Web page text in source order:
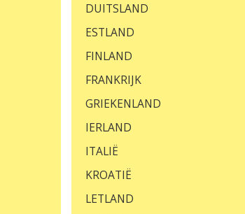
DUITSLAND
ESTLAND
FINLAND
FRANKRIJK
GRIEKENLAND
IERLAND
ITALIË
KROATIË
LETLAND